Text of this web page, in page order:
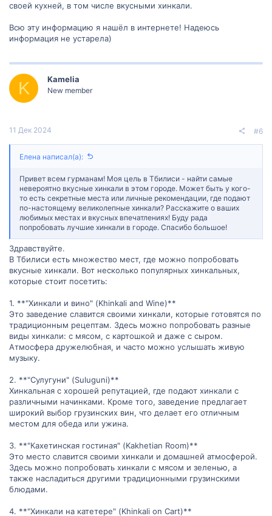
своей кухней, в том числе вкусными хинкали.
Всю эту информацию я нашёл в интернете! Надеюсь
информация не устарела)
K Kamelia
New member
11 Дек 2024 #6
Елена написал(а):
Привет всем гурманам! Моя цель в Тбилиси - найти самые
невероятно вкусные хинкали в этом городе. Может быть у кого-
то есть секретные места или личные рекомендации, где подают
по-настоящему великолепные хинкали? Расскажите о ваших
любимых местах и вкусных впечатлениях! Буду рада
попробовать лучшие хинкали в городе. Спасибо большое!
Здравствуйте.
В Тбилиси есть множество мест, где можно попробовать
вкусные хинкали. Вот несколько популярных хинкальных,
которые стоит посетить:
1. **"Хинкали и вино" (Khinkali and Wine)**
Это заведение славится своими хинкали, которые готовятся по
традиционным рецептам. Здесь можно попробовать разные
виды хинкали: с мясом, с картошкой и даже с сыром.
Атмосфера дружелюбная, и часто можно услышать живую
музыку.
2. **"Сулугуни" (Suluguni)**
Хинкальная с хорошей репутацией, где подают хинкали с
различными начинками. Кроме того, заведение предлагает
широкий выбор грузинских вин, что делает его отличным
местом для обеда или ужина.
3. **"Кахетинская гостиная" (Kakhetian Room)**
Это место славится своими хинкали и домашней атмосферой.
Здесь можно попробовать хинкали с мясом и зеленью, а
также насладиться другими традиционными грузинскими
блюдами.
4. **"Хинкали на катетере" (Khinkali on Cart)**